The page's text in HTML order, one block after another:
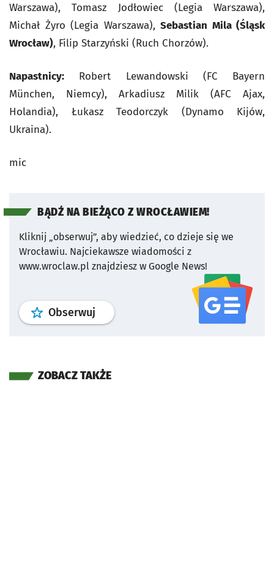
Warszawa), Tomasz Jodłowiec (Legia Warszawa),
Michał Żyro (Legia Warszawa), Sebastian Mila (Śląsk
Wrocław), Filip Starzyński (Ruch Chorzów).
Napastnicy: Robert Lewandowski (FC Bayern
München, Niemcy), Arkadiusz Milik (AFC Ajax,
Holandia), Łukasz Teodorczyk (Dynamo Kijów,
Ukraina).
mic
BĄDŹ NA BIEŻĄCO Z WROCŁAWIEM!
Kliknij „obserwuj”, aby wiedzieć, co dzieje się we
Wrocławiu. Najciekawsze wiadomości z
www.wroclaw.pl znajdziesz w Google News!
Obserwuj profil serwisu
ZOBACZ TAKŻE